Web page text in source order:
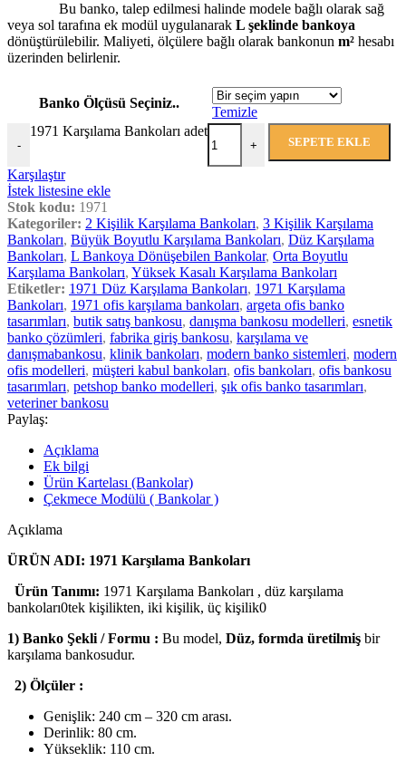
Bu banko, talep edilmesi halinde modele bağlı olarak sağ
veya sol tarafına ek modül uygulanarak L şeklinde bankoya
dönüştürülebilir. Maliyeti, ölçülere bağlı olarak bankonun m² hesabı
üzerinden belirlenir.
Banko Ölçüsü Seçiniz..
Temizle
-
1971 Karşılama Bankoları adet
+ SEPETE EKLE
Karşılaştır
İstek listesine ekle
Stok kodu: 1971
Kategoriler: 2 Kişilik Karşılama Bankoları, 3 Kişilik Karşılama
Bankoları, Büyük Boyutlu Karşılama Bankoları, Düz Karşılama
Bankoları, L Bankoya Dönüşebilen Bankolar, Orta Boyutlu
Karşılama Bankoları, Yüksek Kasalı Karşılama Bankoları
Etiketler: 1971 Düz Karşılama Bankoları, 1971 Karşılama
Bankoları, 1971 ofis karşılama bankoları, argeta ofis banko
tasarımları, butik satış bankosu, danışma bankosu modelleri, esnetik
banko çözümleri, fabrika giriş bankosu, karşılama ve
danışmabankosu, klinik bankoları, modern banko sistemleri, modern
ofis modelleri, müşteri kabul bankoları, ofis bankoları, ofis bankosu
tasarımları, petshop banko modelleri, şık ofis banko tasarımları,
veteriner bankosu
Paylaş:
Açıklama
Ek bilgi
Ürün Kartelası (Bankolar)
Çekmece Modülü ( Bankolar )
Açıklama
ÜRÜN ADI: 1971 Karşılama Bankoları
Ürün Tanımı: 1971 Karşılama Bankoları , düz karşılama
bankoları0tek kişilikten, iki kişilik, üç kişilik0
1) Banko Şekli / Formu : Bu model, Düz, formda üretilmiş bir
karşılama bankosudur.
2) Ölçüler :
Genişlik: 240 cm – 320 cm arası.
Derinlik: 80 cm.
Yükseklik: 110 cm.